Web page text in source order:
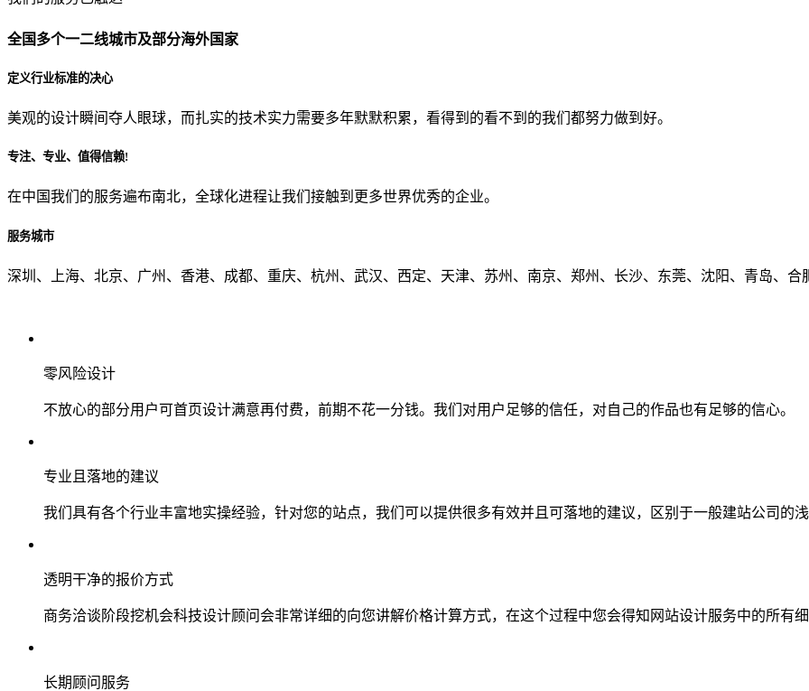
贵公司的团队规模是？
从哪里了解到我们？
全国多个一二线城市及部分海外国家
定义行业标准的决心
美观的设计瞬间夺人眼球，而扎实的技术实力需要多年默默积累，看得到的看不到的我们都努力做到好。
专注、专业、值得信赖!
在中国我们的服务遍布南北，全球化进程让我们接触到更多世界优秀的企业。
服务城市
深圳、上海、北京、广州、香港、成都、重庆、杭州、武汉、西定、天津、苏州、南京、郑州、长沙、东莞、沈阳、青岛、合
零风险设计
不放心的部分用户可首页设计满意再付费，前期不花一分钱。我们对用户足够的信任，对自己的作品也有足够的信心。
专业且落地的建议
我们具有各个行业丰富地实操经验，针对您的站点，我们可以提供很多有效并且可落地的建议，区别于一般建站公司的
透明干净的报价方式
商务洽谈阶段挖机会科技设计顾问会非常详细的向您讲解价格计算方式，在这个过程中您会得知网站设计服务中的所有
长期顾问服务